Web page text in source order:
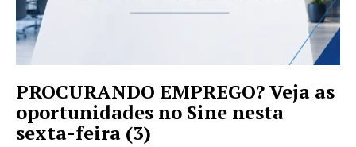
PROCURANDO EMPREGO? Veja as
oportunidades no Sine nesta
sexta-feira (3)